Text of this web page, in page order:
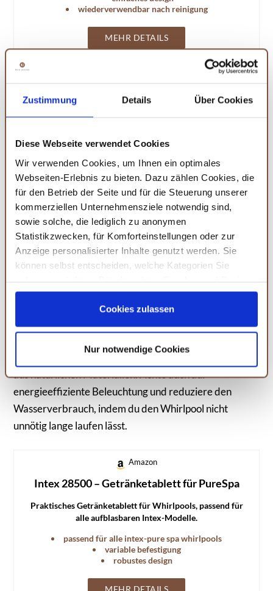
Zustimmung Details Über Cookies
Diese Webseite verwendet Cookies
Wir verwenden Cookies, um Ihnen ein optimales
Webseiten-Erlebnis zu bieten. Dazu zählen Cookies, die
für den Betrieb der Seite und für die Steuerung unserer
kommerziellen Unternehmensziele notwendig sind,
sowie solche, die lediglich zu anonymen
Statistikzwecken, für Komforteinstellungen oder zur
Anzeige personalisierter Inhalte genutzt werden. Sie
können selbst entscheiden, welche Kategorien Sie
Ihrer Einstellungen womöglich nicht mehr alle
Serviceleistungen auf der Seite zur Verfügung stehen.
Sie können Ihre Einwilligung selbstverständlich jederzeit
und diese abändern. Die Rechtmäßigkeit der aufgrund
der Einwilligung bis zum Widerruf erfolgten Verarbeitung
wird hiervon nicht berührt. Weitere Informationen finden
Sie in unserenDatenschutzhinweisen.
Cookies zulassen
Nur notwendige Cookies
wiederverwendbar nach reinigung
MEHR DETAILS
Luxuriöses Home Spa
gestalten?
Um dein Home Spa nachhaltig zu gestalten, kannst du
wiederverwendbare Schwämme oder Pflegeprodukte
aus natürlichen Materialien. Achte auch auf
energieeffiziente Beleuchtung und reduziere den
Wasserverbrauch, indem du den Whirlpool nicht
unnötig lange laufen lässt.
Amazon
Intex 28500 – Getränketablett für PureSpa
Praktisches Getränketablett für Whirlpools, passend für
alle aufblasbaren Intex-Modelle.
passend für alle intex-pure spa whirlpools
variable befestigung
robustes design
MEHR DETAILS